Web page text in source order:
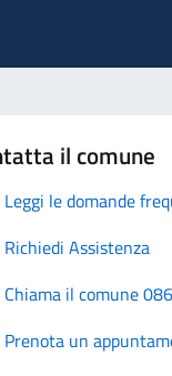
il comune
Leggi le domande
Richiedi Assistenza
Chiama il comune
Prenota un